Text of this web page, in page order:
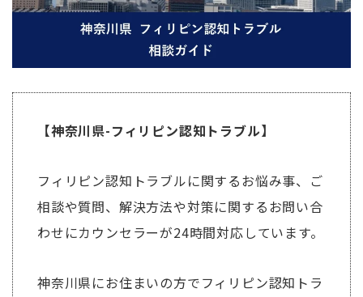
【神奈川県-フィリピン認知トラブル】
フィリピン認知トラブルに関するお悩み事、ご
相談や質問、解決方法や対策に関するお問い合
わせにカウンセラーが24時間対応しています。
神奈川県にお住まいの方でフィリピン認知トラ